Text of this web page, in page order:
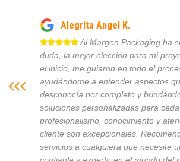
Alegrita Angel K.
Al Margen Packaging ha
duda, la mejor elección para mi
el inicio, me guiaron en todo el
ayudándome a entender aspectos
desconocía por completo y
soluciones personalizadas para
profesionalismo, conocimiento y
cliente son excepcionales.
servicios a cualquiera que necesite